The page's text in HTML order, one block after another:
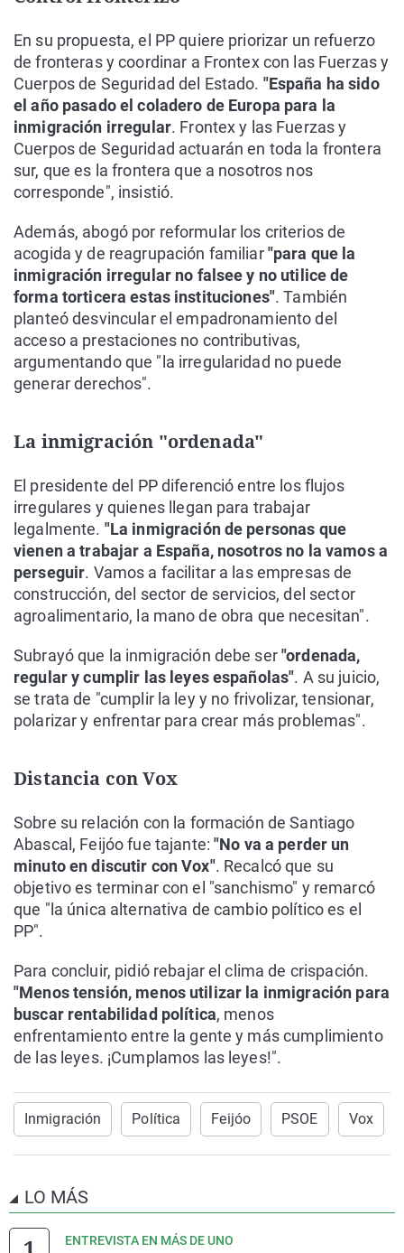
En su propuesta, el PP quiere priorizar un refuerzo
de fronteras y coordinar a Frontex con las Fuerzas y
Cuerpos de Seguridad del Estado. "España ha sido
el año pasado el coladero de Europa para la
inmigración irregular. Frontex y las Fuerzas y
Cuerpos de Seguridad actuarán en toda la frontera
sur, que es la frontera que a nosotros nos
corresponde", insistió.
Además, abogó por reformular los criterios de
acogida y de reagrupación familiar"para que la
inmigración irregular no falsee y no utilice de
forma torticera estas instituciones". También
planteó desvincular el empadronamiento del
acceso a prestaciones no contributivas,
argumentando que "la irregularidad no puede
generar derechos".
La inmigración "ordenada"
El presidente del PP diferenció entre los flujos
irregulares y quienes llegan para trabajar
legalmente. "La inmigración de personas que
vienen a trabajar a España, nosotros no la vamos a
perseguir. Vamos a facilitar a las empresas de
construcción, del sector de servicios, del sector
agroalimentario, la mano de obra que necesitan".
Subrayó que la inmigración debe ser"ordenada,
regular y cumplir las leyes españolas". A su juicio,
se trata de "cumplir la ley y no frivolizar, tensionar,
polarizar y enfrentar para crear más problemas".
Distancia con Vox
Sobre su relación con la formación de Santiago
Abascal, Feijóo fue tajante:"No va a perder un
minuto en discutir con Vox". Recalcó que su
objetivo es terminar con el "sanchismo" y remarcó
que "la única alternativa de cambio político es el
PP".
Para concluir, pidió rebajar el clima de crispación.
"Menos tensión, menos utilizar la inmigración para
buscar rentabilidad política, menos
enfrentamiento entre la gente y más cumplimiento
de las leyes. ¡Cumplamos las leyes!".
Inmigración Política Feijóo PSOE Vox
LO MÁS
ENTREVISTA EN MÁS DE UNO